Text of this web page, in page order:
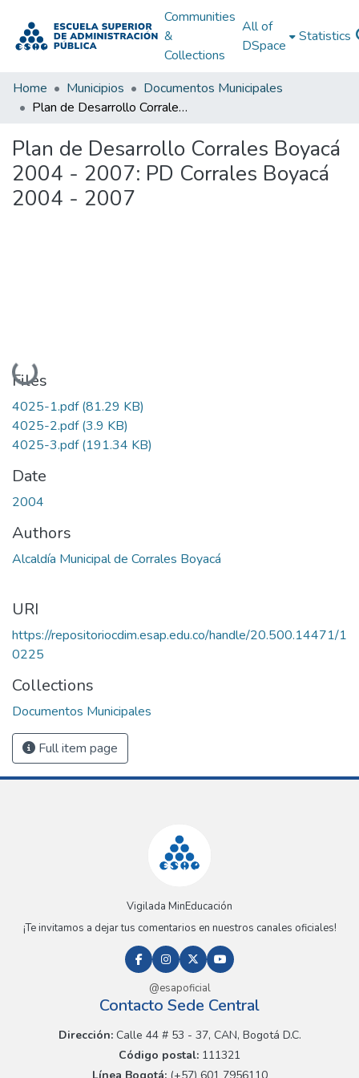
Communities
&
Collections
All of
DSpace
Statistics
Home Municipios
Documentos Municipales
Plan de Desarrollo Corrales Boyacá 2004 - 2007: PD Corrales Boyacá 2004 - 2007
Plan de Desarrollo Corrales Boyacá
2004 - 2007: PD Corrales Boyacá
2004 - 2007
Loading...
Files
4025-1.pdf(81.29 KB)
4025-2.pdf(3.9 KB)
4025-3.pdf(191.34 KB)
Date
2004
Authors
Alcaldía Municipal de Corrales Boyacá
URI
https://repositoriocdim.esap.edu.co/handle/20.500.14471/1
0225
Collections
Documentos Municipales
Full item page
Vigilada MinEducación
¡Te invitamos a dejar tus comentarios en nuestros canales oficiales!
@esapoficial
Contacto Sede Central
Dirección:Calle 44 # 53 - 37, CAN, Bogotá D.C.
Código postal: 111321